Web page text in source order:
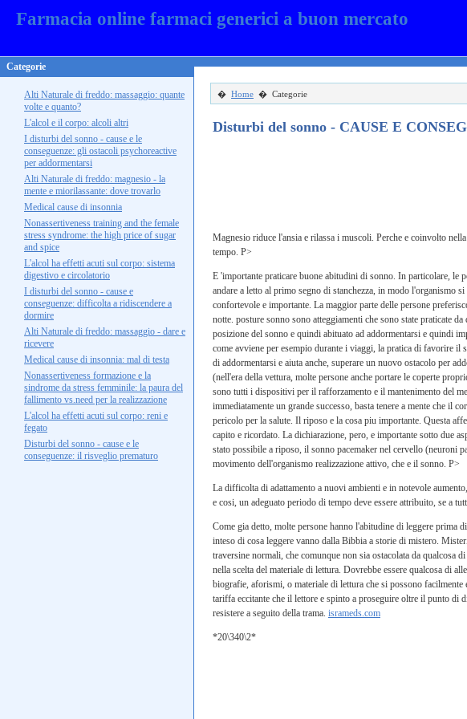
Farmacia online farmaci generici a buon mercato
Categorie
Alti Naturale di freddo: massaggio: quante
volte e quanto?
L'alcol e il corpo: alcoli altri
I disturbi del sonno - cause e le
conseguenze: gli ostacoli psychoreactive
per addormentarsi
Alti Naturale di freddo: magnesio - la
mente e miorilassante: dove trovarlo
Medical cause di insonnia
Nonassertiveness training and the female
stress syndrome: the high price of sugar
and spice
L'alcol ha effetti acuti sul corpo: sistema
digestivo e circolatorio
I disturbi del sonno - cause e
conseguenze: difficolta a ridiscendere a
dormire
Alti Naturale di freddo: massaggio - dare e
ricevere
Medical cause di insonnia: mal di testa
Nonassertiveness formazione e la
sindrome da stress femminile: la paura del
fallimento vs.need per la realizzazione
L'alcol ha effetti acuti sul corpo: reni e
fegato
Disturbi del sonno - cause e le
conseguenze: il risveglio prematuro
� Home � Categorie
Disturbi del sonno - CAUSE E
Magnesio riduce l'ansia e rilassa i muscoli. Perche e coinvolto
tempo. P>
E 'importante praticare buone abitudini di sonno. In particolare, le
andare a letto al primo segno di stanchezza, in modo l'organismo
confortevole e importante. La maggior parte delle persone
notte. posture sonno sono atteggiamenti che sono state praticate
posizione del sonno e quindi abituato ad addormentarsi e quindi
come avviene per esempio durante i viaggi, la pratica di favorire il
di addormentarsi e aiuta anche, superare un nuovo ostacolo per
(nell'era della vettura, molte persone anche portare le coperte
sono tutti i dispositivi per il rafforzamento e il mantenimento del
immediatamente un grande successo, basta tenere a mente che il
pericolo per la salute. Il riposo e la cosa piu importante. Questa
capito e ricordato. La dichiarazione, pero, e importante sotto due
stato possibile a riposo, il sonno pacemaker nel cervello (neuroni
movimento dell'organismo realizzazione attivo, che e il sonno. P>
La difficolta di adattamento a nuovi ambienti e in notevole
e cosi, un adeguato periodo di tempo deve essere attribuito, se a
Come gia detto, molte persone hanno l'abitudine di leggere prima
inteso di cosa leggere vanno dalla Bibbia a storie di mistero.
traversine normali, che comunque non sia ostacolata da qualcosa
nella scelta del materiale di lettura. Dovrebbe essere qualcosa di
biografie, aforismi, o materiale di lettura che si possono facilmente
tariffa eccitante che il lettore e spinto a proseguire oltre il punto
resistere a seguito della trama. isrameds.com
*20\340\2*